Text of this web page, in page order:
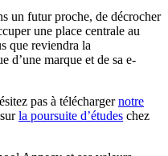
un futur proche, de décrocher
une place centrale au
que reviendra la
d’une marque et de sa e-
pas à téléchargernotre
la poursuite d’études chez